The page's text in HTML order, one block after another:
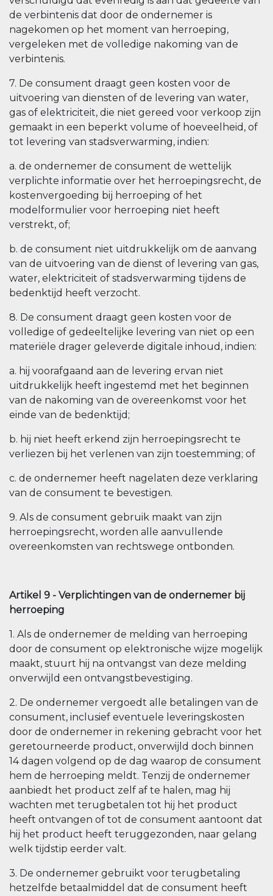
de verbintenis dat door de ondernemer is
nagekomen op het moment van herroeping,
vergeleken met de volledige nakoming van de
verbintenis.
7. De consument draagt geen kosten voor de
uitvoering van diensten of de levering van water,
gas of elektriciteit, die niet gereed voor verkoop zijn
gemaakt in een beperkt volume of hoeveelheid, of
tot levering van stadsverwarming, indien:
a. de ondernemer de consument de wettelijk
verplichte informatie over het herroepingsrecht, de
kostenvergoeding bij herroeping of het
modelformulier voor herroeping niet heeft
verstrekt, of;
b. de consument niet uitdrukkelijk om de aanvang
van de uitvoering van de dienst of levering van gas,
water, elektriciteit of stadsverwarming tijdens de
bedenktijd heeft verzocht.
8. De consument draagt geen kosten voor de
volledige of gedeeltelijke levering van niet op een
materiële drager geleverde digitale inhoud, indien:
a. hij voorafgaand aan de levering ervan niet
uitdrukkelijk heeft ingestemd met het beginnen
van de nakoming van de overeenkomst voor het
einde van de bedenktijd;
b. hij niet heeft erkend zijn herroepingsrecht te
verliezen bij het verlenen van zijn toestemming; of
c. de ondernemer heeft nagelaten deze verklaring
van de consument te bevestigen.
9. Als de consument gebruik maakt van zijn
herroepingsrecht, worden alle aanvullende
overeenkomsten van rechtswege ontbonden.
Artikel 9 - Verplichtingen van de ondernemer bij
herroeping
1. Als de ondernemer de melding van herroeping
door de consument op elektronische wijze mogelijk
maakt, stuurt hij na ontvangst van deze melding
onverwijld een ontvangstbevestiging.
2. De ondernemer vergoedt alle betalingen van de
consument, inclusief eventuele leveringskosten
door de ondernemer in rekening gebracht voor het
geretourneerde product, onverwijld doch binnen
14 dagen volgend op de dag waarop de consument
hem de herroeping meldt. Tenzij de ondernemer
aanbiedt het product zelf af te halen, mag hij
wachten met terugbetalen tot hij het product
heeft ontvangen of tot de consument aantoont dat
hij het product heeft teruggezonden, naar gelang
welk tijdstip eerder valt.
3. De ondernemer gebruikt voor terugbetaling
hetzelfde betaalmiddel dat de consument heeft